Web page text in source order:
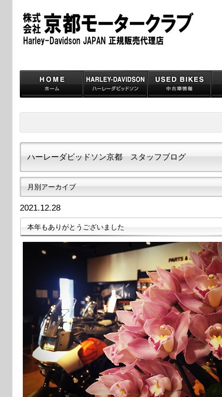
ハーレーダビッドソン京都 スタッフブログ
月別アーカイブ
2021.12.28
本年もありがとうございました